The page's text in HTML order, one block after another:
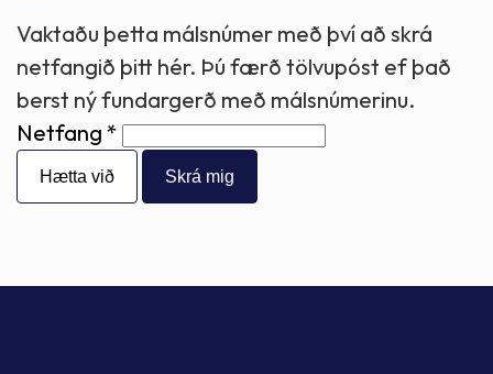
Leita
Vaktaðu þetta málsnúmer með því að skrá
netfangið þitt hér. Þú færð tölvupóst ef það
berst ný fundargerð með málsnúmerinu.
Netfang
Hætta við